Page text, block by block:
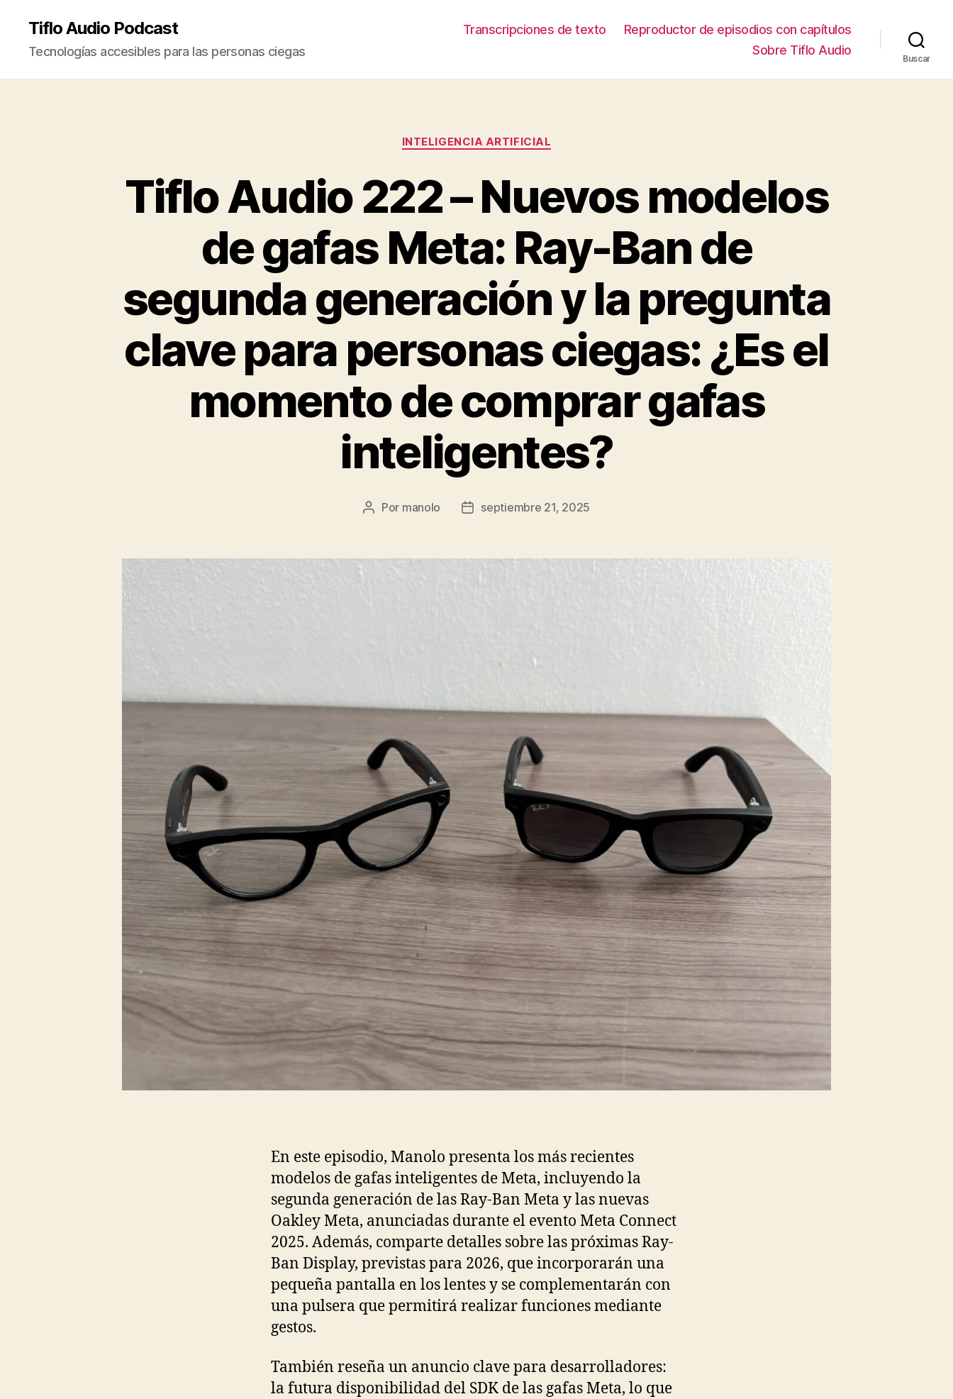
Tiflo Audio Podcast
Tecnologías accesibles para las personas ciegas
Transcripciones de texto
Reproductor de episodios con capítulos
Sobre Tiflo Audio
Buscar
Categorías
INTELIGENCIA ARTIFICIAL
Tiflo Audio 222 – Nuevos modelos
de gafas Meta: Ray-Ban de
segunda generación y la pregunta
clave para personas ciegas: ¿Es el
momento de comprar gafas
inteligentes?
Autor
entrada
Por manolo
Fecha
entrada
septiembre 21, 2025
En este episodio, Manolo presenta los más recientes
modelos de gafas inteligentes de Meta, incluyendo la
segunda generación de las Ray-Ban Meta y las nuevas
Oakley Meta, anunciadas durante el evento Meta Connect
2025. Además, comparte detalles sobre las próximas Ray-
Ban Display, previstas para 2026, que incorporarán una
pequeña pantalla en los lentes y se complementarán con
una pulsera que permitirá realizar funciones mediante
gestos.
También reseña un anuncio clave para desarrolladores:
la futura disponibilidad del SDK de las gafas Meta, lo que